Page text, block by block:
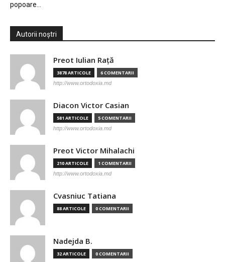
popoare…
Autorii noștri
Preot Iulian Raţă
3878 ARTICOLE 6 COMENTARII
http://www.ortodoxia.md
Diacon Victor Casian
581 ARTICOLE 5 COMENTARII
http://www.ortodoxia.md
Preot Victor Mihalachi
210 ARTICOLE 1 COMENTARII
http://www.ortodoxia.md
Cvasniuc Tatiana
88 ARTICOLE 0 COMENTARII
Nadejda B.
32 ARTICOLE 0 COMENTARII